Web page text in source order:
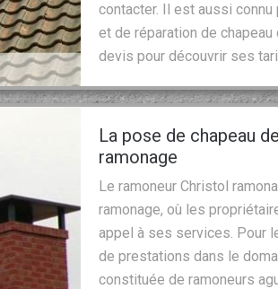
contacter. Il est aussi
et de réparation de
devis pour découvrir ses
La pose de chapeau
ramonage
Le ramoneur Christol
ramonage, où les
appel à ses services. Pour
de prestations dans le
constituée de ramoneurs